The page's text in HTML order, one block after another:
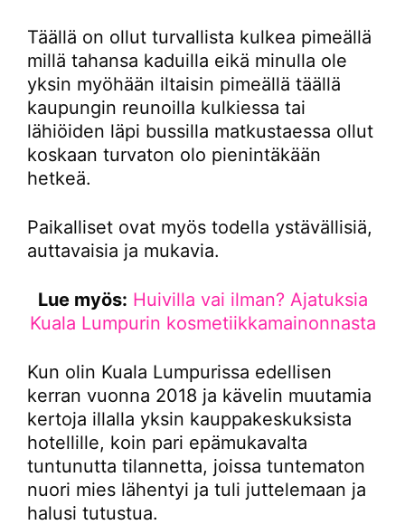
Täällä on ollut turvallista kulkea pimeällä
millä tahansa kaduilla eikä minulla ole
yksin myöhään iltaisin pimeällä täällä
kaupungin reunoilla kulkiessa tai
lähiöiden läpi bussilla matkustaessa ollut
koskaan turvaton olo pienintäkään
hetkeä.
Paikalliset ovat myös todella ystävällisiä,
auttavaisia ja mukavia.
Lue myös: Huivilla vai ilman? Ajatuksia
Kuala Lumpurin kosmetiikkamainonnasta
Kun olin Kuala Lumpurissa edellisen
kerran vuonna 2018 ja kävelin muutamia
kertoja illalla yksin kauppakeskuksista
hotellille, koin pari epämukavalta
tuntunutta tilannetta, joissa tuntematon
nuori mies lähentyi ja tuli juttelemaan ja
halusi tutustua.